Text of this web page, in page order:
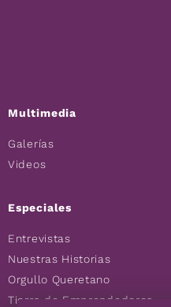
Multimedia
Galerías
Videos
Especiales
Entrevistas
Nuestras Historias
Orgullo Queretano
Tierra de Emprendedores